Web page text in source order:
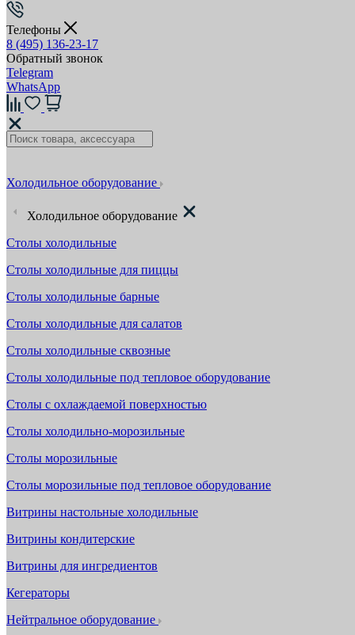
Телефоны
8 (495) 136-23-17
Обратный звонок
Telegram
WhatsApp
Холодильное оборудование
Холодильное оборудование
Столы холодильные
Столы холодильные для пиццы
Столы холодильные барные
Столы холодильные для салатов
Столы холодильные сквозные
Столы холодильные под тепловое оборудование
Столы с охлаждаемой поверхностью
Столы холодильно-морозильные
Столы морозильные
Столы морозильные под тепловое оборудование
Витрины настольные холодильные
Витрины кондитерские
Витрины для ингредиентов
Кегераторы
Нейтральное оборудование